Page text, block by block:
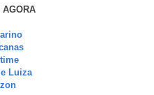
AGORA
Luiza